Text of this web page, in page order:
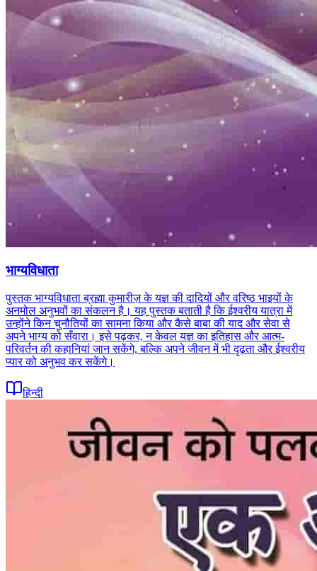
भाग्यविधाता
पुस्तक भाग्यविधाता ब्रह्मा कुमारीज़ के यज्ञ की दादियों और वरिष्ठ भाइयों के
अनमोल अनुभवों का संकलन है। यह पुस्तक बताती है कि ईश्वरीय यात्रा में
उन्होंने किन चुनौतियों का सामना किया और कैसे बाबा की याद और सेवा से
अपने भाग्य को सँवारा। इसे पढ़कर, न केवल यज्ञ का इतिहास और आत्म-
परिवर्तन की कहानियां जान सकेंगे, बल्कि अपने जीवन में भी दृढ़ता और ईश्वरीय
प्यार को अनुभव कर सकेंगे।
हिन्दी